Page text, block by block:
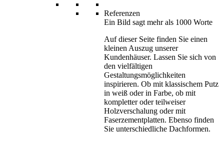
Referenzen
Ein Bild sagt mehr als 1000 Worte
Auf dieser Seite finden Sie einen
kleinen Auszug unserer
Kundenhäuser. Lassen Sie sich von
den vielfältigen
Gestaltungsmöglichkeiten
inspirieren. Ob mit klassischem Putz
in weiß oder in Farbe, ob mit
kompletter oder teilweiser
Holzverschalung oder mit
Faserzementplatten. Ebenso finden
Sie unterschiedliche Dachformen.